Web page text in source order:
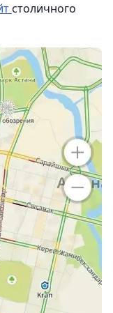
столичного